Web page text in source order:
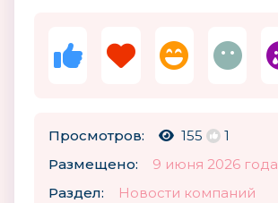
Просмотров: 155
1
Размещено:
9 июня 2026 года
Раздел:
Новости компаний